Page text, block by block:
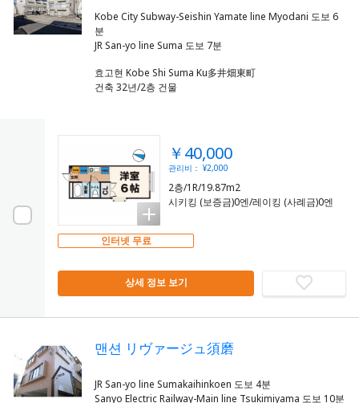
Kobe City Subway-Seishin Yamate line Myodani 도보 6
분
효고현 Kobe Shi Suma Ku多井畑東町
건축 32년/2층 건물
￥40,000
관리비： ¥2,000
2층/1R/19.87m2
시키킹 (보증금)0엔/레이킹 (사례금)0엔
인터넷 무료
상세 정보 보기
맨션 リヴァージュ須磨
JR San-yo line Sumakaihinkoen 도보 4분